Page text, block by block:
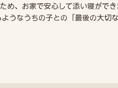
め、お家で安心して添い寝ができ
うなうちの子との「最後の大切